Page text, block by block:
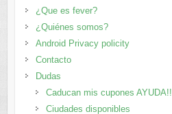
¿Que es fever?
¿Quiénes somos?
Android Privacy policity
Contacto
Dudas
Caducan mis cupones AYUDA!!
Ciudades disponibles